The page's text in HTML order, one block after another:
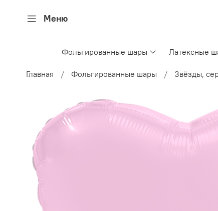
Меню
Фольгированные шары Латексные
Главная Фольгированные шары Звёзды,